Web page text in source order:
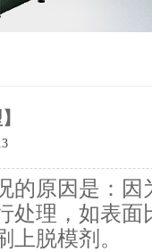
的原因是：因
处理，如表面
脱模剂。